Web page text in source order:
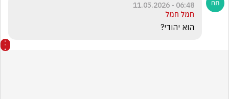
06:48 - 11.05.2026
חמל חמל
הוא יהודי?